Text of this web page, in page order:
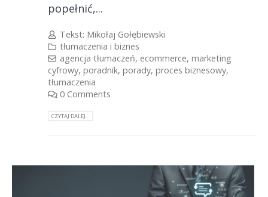
popełnić,...
Tekst: Mikołaj Gołębiewski
tłumaczenia i biznes
agencja tłumaczeń, ecommerce,marketing
cyfrowy, poradnik, porady, proces biznesowy,
tłumaczenia
0 Comments
CZYTAJ DALEJ...